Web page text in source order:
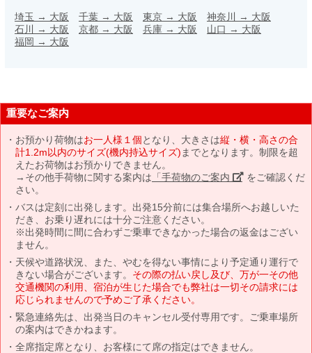
埼玉 → 大阪 千葉 → 大阪 東京 → 大阪 神奈川 → 大阪
石川 → 大阪 京都 → 大阪 兵庫 → 大阪 山口 → 大阪
福岡 → 大阪
重要なご案内
お預かり荷物はお一人様１個となり、大きさは縦・横・高さの合
計1.2m以内のサイズ(機内持込サイズ) までとなります。制限を超
えたお荷物はお預かりできません。
→その他手荷物に関する案内は 「手荷物のご案内」 をご確認くだ
さい。
バスは定刻に出発します。出発15分前には集合場所へお越しいた
だき、お乗り遅れには十分ご注意ください。
※出発時間に間に合わずご乗車できなかった場合の返金はござい
ません。
天候や道路状況、また、やむを得ない事情により予定通り運行で
きない場合がございます。 その際の払い戻し及び、万が一その他
交通機関の利用、宿泊が生じた場合でも弊社は一切その請求には
応じられませんので予めご了承ください。
緊急連絡先は、出発当日のキャンセル受付専用です。ご乗車場所
の案内はできかねます。
全席指定席となり、お客様にて席の指定はできません。